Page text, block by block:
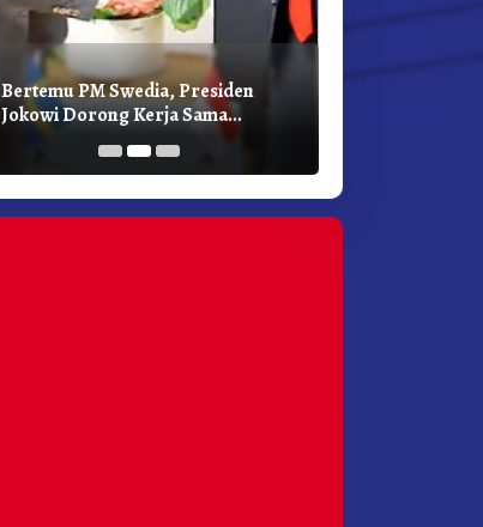
Bertemu PM Swedia, Presiden
Jokowi Dorong Kerja Sama
Pembangunan Hijau